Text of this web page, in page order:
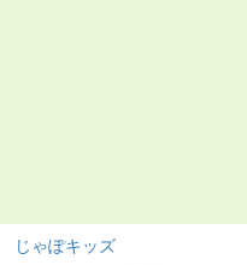
じゃぽキッズ